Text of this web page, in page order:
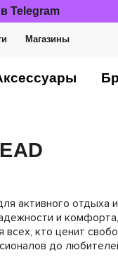
Telegram
Магазины
активного отдыха
и
кто ценит
до